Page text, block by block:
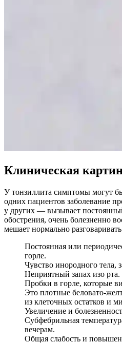
Клиническая
У тонзиллита симптомы могут
одних пациентов заболевание
у других — вызывает
обострения, очень болезненно
мешает нормально разговаривать
Постоянная или
горле.
Чувство инородного тела,
Неприятный запах изо рта.
Пробки в горле, которые
Это плотные беловато-
из клеточных остатков и
Увеличение и
Субфебрильная
вечерам.
Общая слабость и